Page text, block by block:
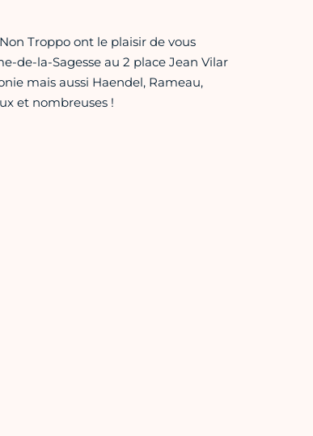
Troppo ont le plaisir de vous
de-la-Sagesse au 2 place Jean Vilar
mais aussi Haendel, Rameau,
et nombreuses !